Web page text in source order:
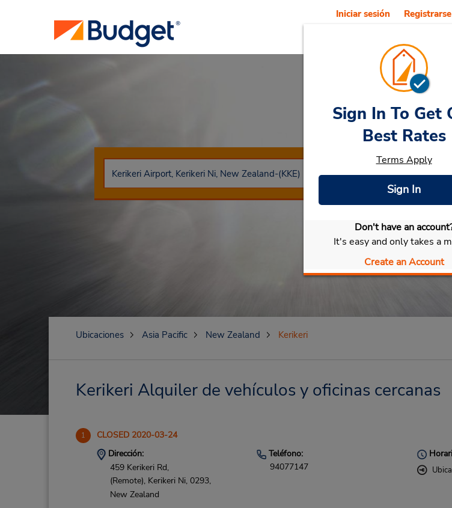
Iniciar sesión Registrarse
Car Rental
Seleccionar mi
Sign In To Get
Best Rates
Terms Apply
Sign In
Don't have an
It's easy and only takes a
Create an Account
Ubicaciones Asia Pacific New Zealand Kerikeri
Kerikeri Alquiler de vehículos y oficinas cercanas
1 CLOSED 2020-03-24
Dirección:
459 Kerikeri Rd,
(Remote), Kerikeri Ni, 0293,
New Zealand
Teléfono:
94077147